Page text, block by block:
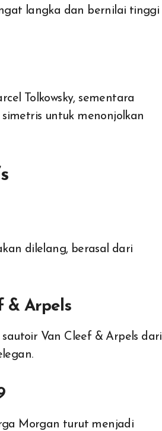
langka dan bernilai tinggi
Tolkowsky, sementara
untuk menonjolkan
dilelang, berasal dari
& Arpels
Van Cleef & Arpels dari
Morgan turut menjadi